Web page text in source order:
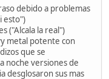
debido a problemas
esto")
("Alcala la real")
metal potente con
que se
noche versiones de
desglosaron sus mas